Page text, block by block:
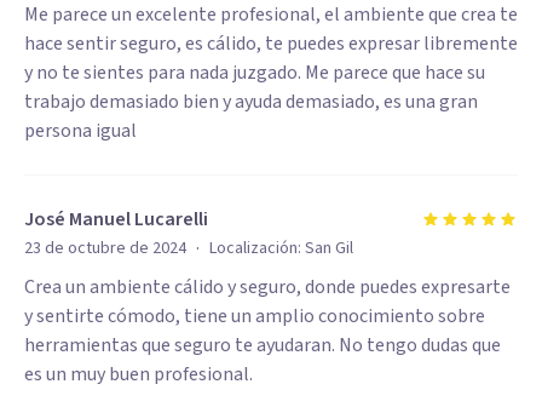
Me parece un excelente profesional, el ambiente que crea te
hace sentir seguro, es cálido, te puedes expresar libremente
y no te sientes para nada juzgado. Me parece que hace su
trabajo demasiado bien y ayuda demasiado, es una gran
persona igual
José Manuel Lucarelli
23 de octubre de 2024 · Localización: San Gil
Crea un ambiente cálido y seguro, donde puedes expresarte
y sentirte cómodo, tiene un amplio conocimiento sobre
herramientas que seguro te ayudaran. No tengo dudas que
es un muy buen profesional.